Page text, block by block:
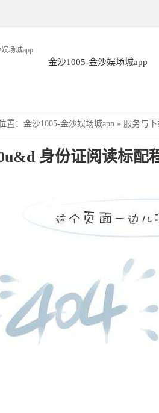
场城app
金沙1005-金沙娱场城app
置 ： 金沙1005-金沙娱场城app » 服务与下
身份证阅读标配